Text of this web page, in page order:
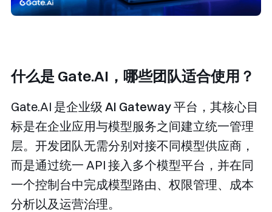
什么是 Gate.AI，哪些团队适合使用？
Gate.AI 是企业级 AI Gateway平台，其核心目
标是在企业应用与模型服务之间建立统一管理
层。开发团队无需分别对接不同模型供应商，
而是通过统一 API 接入多个模型平台，并在同
一个控制台中完成模型路由、权限管理、成本
分析以及运营治理。